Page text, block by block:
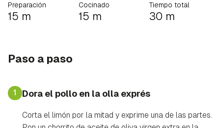
Preparación
15 m
Cocinado
15 m
Tiempo total
30 m
Paso a paso
1 Dora el pollo en la olla exprés
Corta el limón por la mitad y exprime una de las partes.